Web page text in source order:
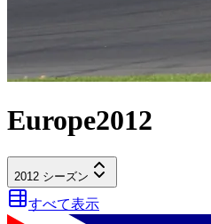
Europe2012
2012 シーズン
すべて表示